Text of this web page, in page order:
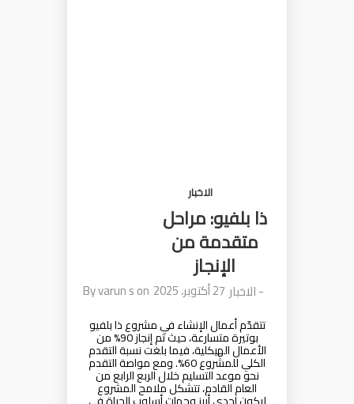
الاخبار
ذا بلفيو: مراحل
متقدمة من
الإنجاز
Byvarun son 27 أكتوبر، 2025 -الاخبار
تتقدّم أعمال الإنشاء في مشروع ذا بلفيو
بوتيرة متسارعة، حيث تم إنجاز 90% من
الأعمال الهيكلية، فيما بلغت نسبة التقدم
الكلي للمشروع 60%. ومع مواصة التقدم
نحو موعد التسليم خلال الربع الرابع من
العام القادم، تتشكل ملامح المشروع